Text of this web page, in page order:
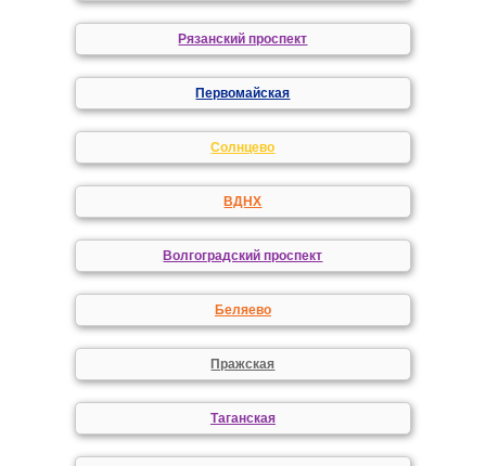
Рязанский проспект
Первомайская
Солнцево
ВДНХ
Волгоградский проспект
Беляево
Пражская
Таганская